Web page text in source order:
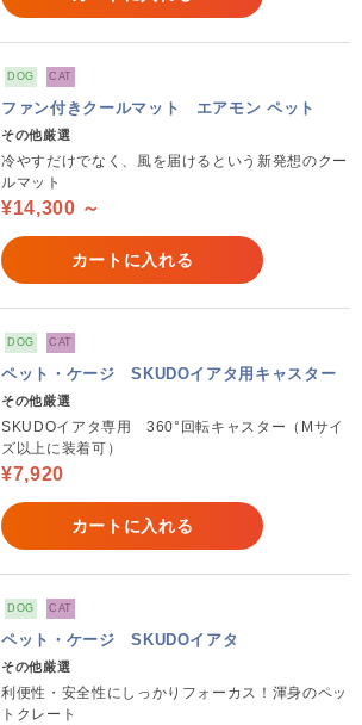
DOG CAT
ファン付きクールマット エアモン ペット
その他厳選
冷やすだけでなく、風を届けるという新発想のクー
ルマット
¥14,300 ～
カートに入れる
DOG CAT
ペット・ケージ SKUDOイアタ用キャスター
その他厳選
SKUDOイアタ専用 360°回転キャスター（Mサイ
ズ以上に装着可）
¥7,920
カートに入れる
DOG CAT
ペット・ケージ SKUDOイアタ
その他厳選
利便性・安全性にしっかりフォーカス！渾身のペッ
トクレート